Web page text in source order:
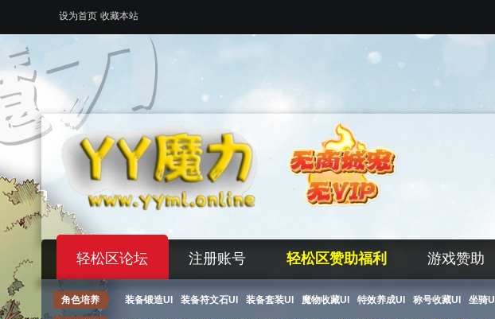
设为首页 收藏本站
轻松区论坛 注册账号 轻松区赞助福利 游戏赞助
角色培养 装备锻造UI 装备符文石UI 装备套装UI 魔物收藏UI 特效养成UI 称号收藏UI 坐骑UI